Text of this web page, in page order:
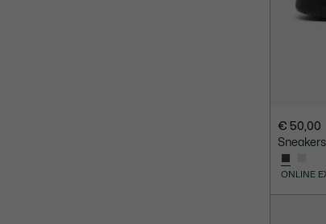
€ 50,00
ONLINE